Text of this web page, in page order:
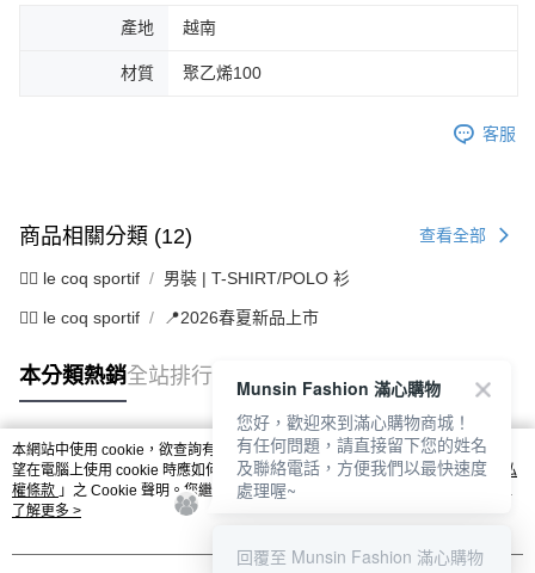
產地 越南
材質 聚乙烯100
客服
商品相關分類 (12) 查看全部
🚴‍♂️ le coq sportif 男裝 | T-SHIRT/POLO 衫
🚴‍♂️ le coq sportif 📍2026春夏新品上市
本分類熱銷全站排行
熱門標籤
本網站中使用 cookie，欲查詢有關本網站使用 cookie 方式之詳情，及若您不希
望在電腦上使用 cookie 時應如何變更電腦的 cookie 設定，請參閱本網站「
隱私
權條款 」之 Cookie 聲明。您繼續使用本網站即表示您同意本公司得按本網站使
用條款之 Cookie 聲明使用 cookie。
了解更多 >
Munsin Fashion 滿心購物
您好，歡迎來到滿心購物商城！
有任何問題，請直接留下您的姓名
及聯絡電話，方便我們以最快速度
處理喔~
回覆至 Munsin Fashion 滿心購物